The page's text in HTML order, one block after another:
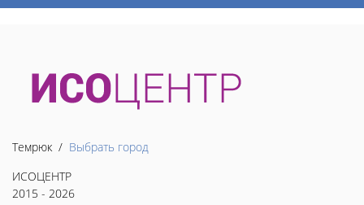
Темрюк / Выбрать город
ИСОЦЕНТР
2015 - 2026